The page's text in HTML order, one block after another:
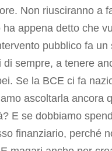
Non riusciranno a
ha appena detto che
pubblico fa
di sempre, a tenere
Se la BCE ci fa
ascoltarla ancora
E se dobbiamo
finanziario, perché